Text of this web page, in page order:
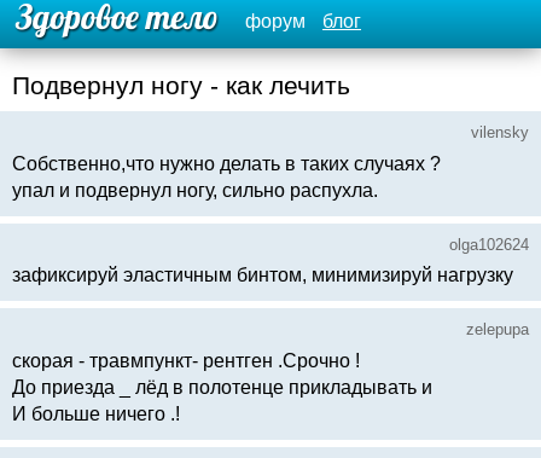
форум блог
Подвернул ногу - как лечить
vilensky
Собственно,что нужно делать в таких случаях ?
упал и подвернул ногу, сильно распухла.
olga102624
зафиксируй эластичным бинтом, минимизируй нагрузку
zelepupa
скорая - травмпункт- рентген .Срочно !
До приезда _ лёд в полотенце прикладывать и
И больше ничего .!